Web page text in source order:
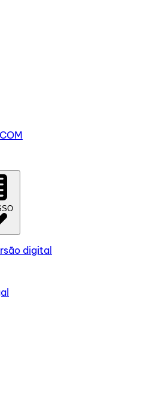
digital